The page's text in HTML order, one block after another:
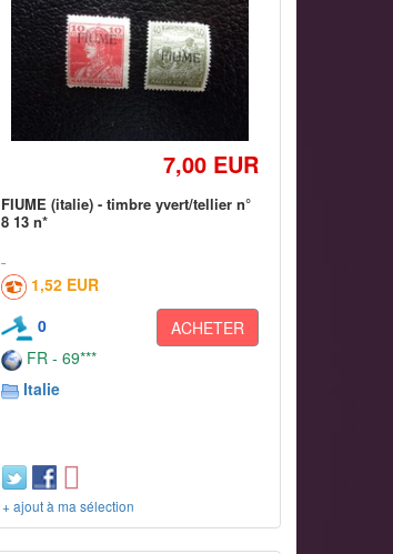
7,00 EUR
FIUME (italie) - timbre yvert/tellier n°
8 13 n*
1,52 EUR
0
ACHETER
FR - 69***
Italie
+ ajout à ma sélection